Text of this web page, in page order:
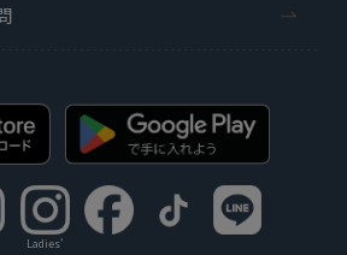
Ladies'